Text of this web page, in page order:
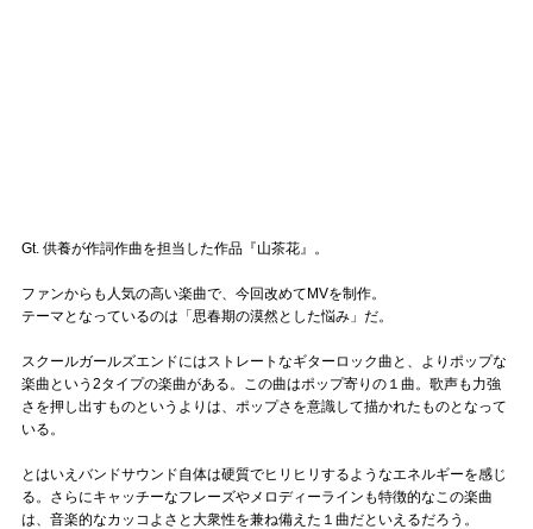
Gt. 供養が作詞作曲を担当した作品『山茶花』。
ファンからも人気の高い楽曲で、今回改めてMVを制作。
テーマとなっているのは「思春期の漠然とした悩み」だ。
スクールガールズエンドにはストレートなギターロック曲と、よりポップな
楽曲という2タイプの楽曲がある。この曲はポップ寄りの１曲。歌声も力強
さを押し出すものというよりは、ポップさを意識して描かれたものとなって
いる。
とはいえバンドサウンド自体は硬質でヒリヒリするようなエネルギーを感じ
る。さらにキャッチーなフレーズやメロディーラインも特徴的なこの楽曲
は、音楽的なカッコよさと大衆性を兼ね備えた１曲だといえるだろう。